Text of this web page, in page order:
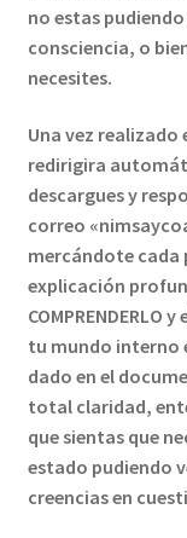
no estas
consciencia, o
necesites.
Una vez realizado
redirigira
descargues y
correo
mercándote
explicación
tu mundo interno
dado en el
total claridad,
que sientas que
estado pudiendo
creencias en